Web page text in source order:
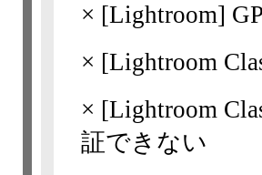
× [Lightroom]
× [Lightroom
× [Lightroom
証できない